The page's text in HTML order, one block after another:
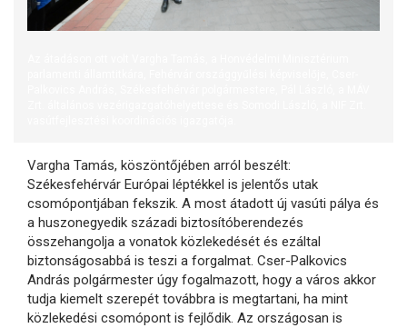
Vargha Tamás, köszöntőjében arról beszélt:
Székesfehérvár Európai léptékkel is jelentős utak
csomópontjában fekszik. A most átadott új vasúti pálya és
a huszonegyedik századi biztosítóberendezés
összehangolja a vonatok közlekedését és ezáltal
biztonságosabbá is teszi a forgalmat. Cser-Palkovics
András polgármester úgy fogalmazott, hogy a város akkor
tudja kiemelt szerepét továbbra is megtartani, ha mint
közlekedési csomópont is fejlődik. Az országosan is